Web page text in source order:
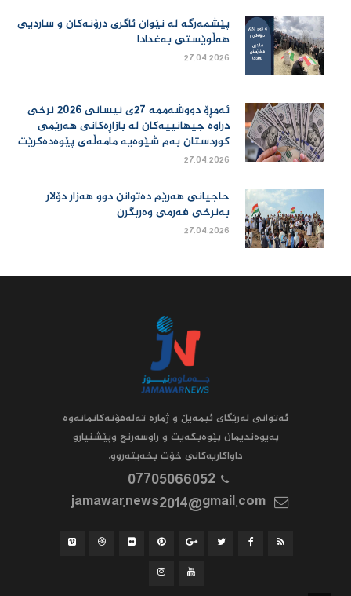
پێشمەرگە لە نێوان ئاگری درۆنەکان و ساردیی
هەڵوێستی بەغدادا
27.04.2026
ئەمڕۆ دووشەممە 27ی نیسانی 2026 نرخی
دراوە جیهانییەكان لە بازاڕەكانی هەرێمی
كوردستان بەم شێوەیە مامەڵەی پێوەدەكرێت
27.04.2026
حاجیانی هەرێم دەتوانن دوو هەزار دۆلار
بەنرخی فەرمی وەربگرن
27.04.2026
ئه‌توانى له‌رێگاى ئیمه‌یڵ و ژماره‌ ته‌له‌فۆنه‌کانمانه‌وه‌
په‌یوه‌ندیمان پێوه‌بکه‌یت و راوسه‌رنج وپێشنیارو
داواکاریه‌کانى خۆت بخه‌یته‌روو.
07705066052
jamawar.news2014@gmail.com